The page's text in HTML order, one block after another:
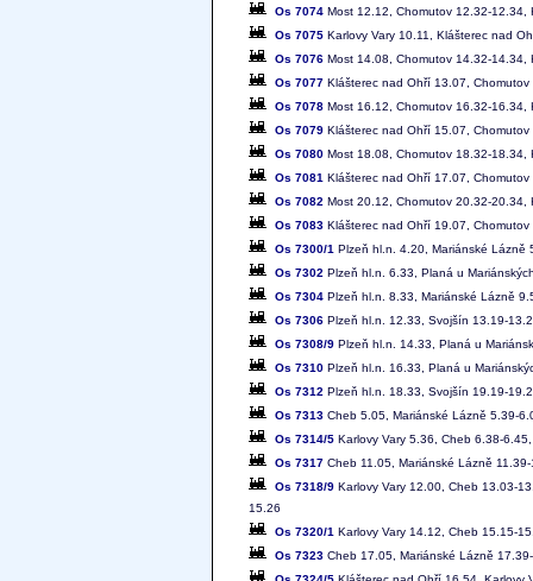
Os 7074 Most 12.12, Chomutov 12.32-12.34,
Os 7075 Karlovy Vary 10.11, Klášterec nad
Os 7076 Most 14.08, Chomutov 14.32-14.34,
Os 7077 Klášterec nad Ohří 13.07,
Os 7078 Most 16.12, Chomutov 16.32-16.34,
Os 7079 Klášterec nad Ohří 15.07,
Os 7080 Most 18.08, Chomutov 18.32-18.34,
Os 7081 Klášterec nad Ohří 17.07,
Os 7082 Most 20.12, Chomutov 20.32-20.34,
Os 7083 Klášterec nad Ohří 19.07,
Os 7300/1 Plzeň hl.n. 4.20, Mariánské Lázně
Os 7302 Plzeň hl.n. 6.33, Planá u
Os 7304 Plzeň hl.n. 8.33, Mariánské Lázně
Os 7306 Plzeň hl.n. 12.33, Svojšín 13.19-
Os 7308/9 Plzeň hl.n. 14.33, Planá u
Os 7310 Plzeň hl.n. 16.33, Planá u
Os 7312 Plzeň hl.n. 18.33, Svojšín 19.19-
Os 7313 Cheb 5.05, Mariánské Lázně 5.39-
Os 7314/5 Karlovy Vary 5.36, Cheb 6.38-
Os 7317 Cheb 11.05, Mariánské Lázně
Os 7318/9 Karlovy Vary 12.00, Cheb 13.03-
15.26
Os 7320/1 Karlovy Vary 14.12, Cheb 15.15-
Os 7323 Cheb 17.05, Mariánské Lázně